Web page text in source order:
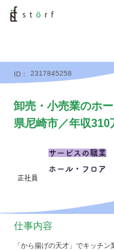
ID： 2317845258
卸売・小売業のホ
県尼崎市／年収310
正社員
サービスの職業
ホール・フロア
仕事内容
「から揚げの天才」でキッチ